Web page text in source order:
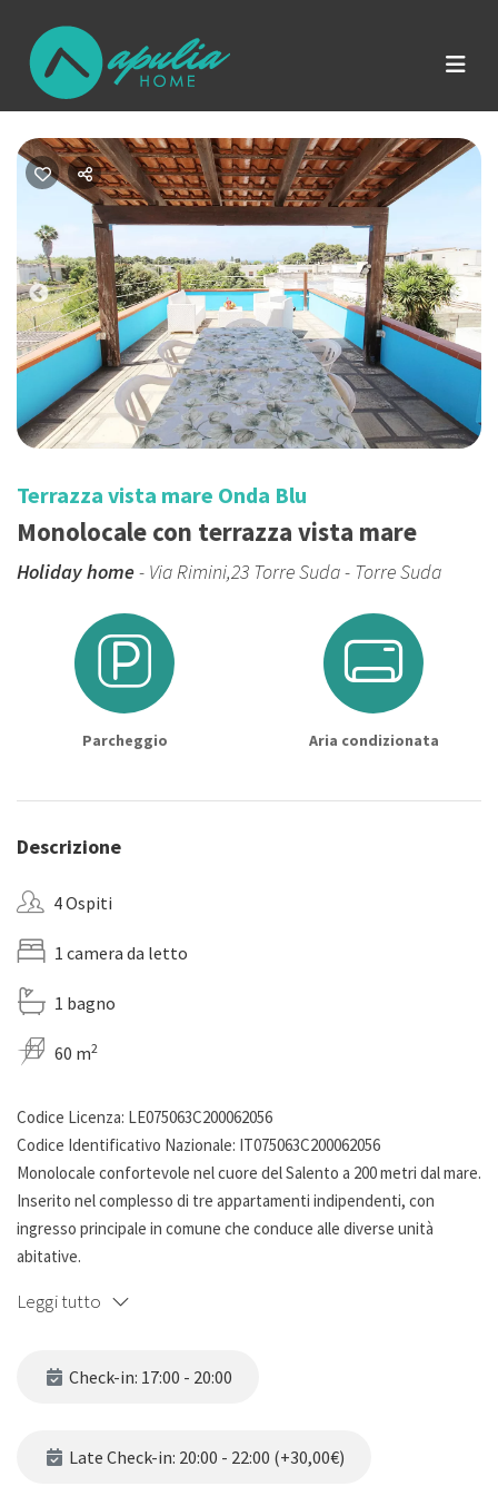
Previous
Terrazza vista mare Onda Blu
Monolocale con terrazza vista mare
Holiday home- Via Rimini,23 Torre Suda - Torre Suda
Parcheggio Aria condizionata
Descrizione
4 Ospiti
1 camera da letto
1 bagno
60 m2
Codice Licenza: LE075063C200062056
Codice Identificativo Nazionale: IT075063C200062056
Monolocale confortevole nel cuore del Salento a 200 metri dal mare.
Inserito nel complesso di tre appartamenti indipendenti, con
ingresso principale in comune che conduce alle diverse unità
abitative.
Il monolocale è composto da una camera da letto matrimoniale e un
completo con doccia.
panoramica con vista mare. La posizione privilegiata permette di
Leggi tutto
Check-in: 17:00 - 20:00
Late Check-in: 20:00 - 22:00 (+30,00€)